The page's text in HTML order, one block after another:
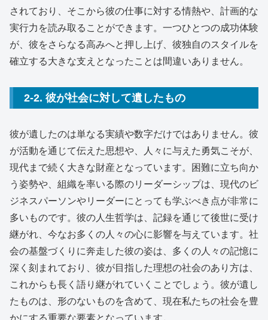
されており、そこから彼の仕事に対する情熱や、計画的な
実行力を読み取ることができます。一つひとつの成功体験
が、彼をさらなる高みへと押し上げ、彼独自のスタイルを
確立する大きな支えとなったことは間違いありません。
2-2. 彼が社会に対して遺したもの
彼が遺したのは単なる実績や数字だけではありません。彼
が活動を通じて伝えた思想や、人々に与えた勇気こそが、
現代まで続く大きな財産となっています。困難に立ち向か
う姿勢や、組織を率いる際のリーダーシップは、現代のビ
ジネスパーソンやリーダーにとっても学ぶべき点が非常に
多いものです。彼の人生哲学は、記録を通じて後世に受け
継がれ、今なお多くの人々の心に影響を与えています。社
会の基盤づくりに奔走した彼の姿は、多くの人々の記憶に
深く刻まれており、彼が目指した理想の社会のあり方は、
これからも長く語り継がれていくことでしょう。彼が遺し
たものは、形のないものを含めて、現在私たちの社会を豊